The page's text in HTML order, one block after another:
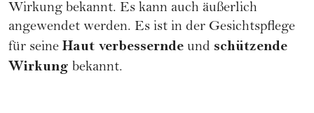
Wirkung bekannt. Es kann auch äußerlich
angewendet werden. Es ist in der Gesichtspflege
für seine Haut verbessernde und schützende
Wirkung bekannt.